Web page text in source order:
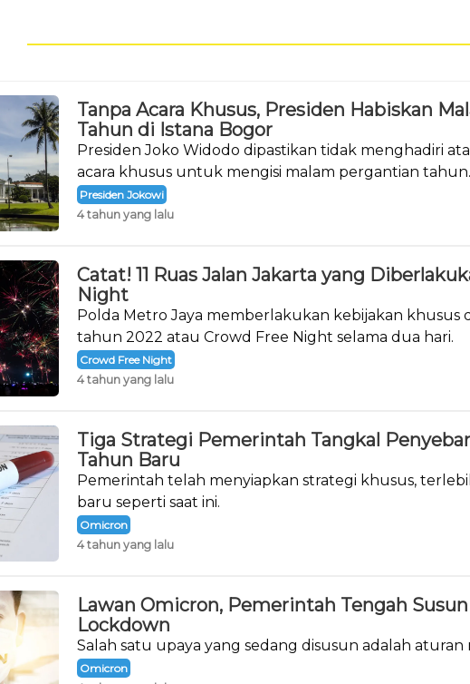
Tanpa Acara Khusus, Presiden Habiskan
Tahun di Istana Bogor
Presiden Joko Widodo dipastikan tidak menghadiri
acara khusus untuk mengisi malam pergantian tahun.
Presiden Jokowi
4 tahun yang lalu
Catat! 11 Ruas Jalan Jakarta yang
Night
Polda Metro Jaya memberlakukan kebijakan khusus
tahun 2022 atau Crowd Free Night selama dua hari.
Crowd Free Night
4 tahun yang lalu
Tiga Strategi Pemerintah Tangkal
Tahun Baru
Pemerintah telah menyiapkan strategi khusus,
baru seperti saat ini.
Omicron
4 tahun yang lalu
Lawan Omicron, Pemerintah Tengah
Lockdown
Salah satu upaya yang sedang disusun adalah
Omicron